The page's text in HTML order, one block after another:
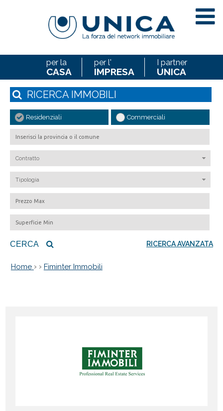
per la
CASA
per l'
IMPRESA
I partner
UNICA
RICERCA IMMOBILI
Residenziali Commerciali
Contratto
Tipologia
CERCA RICERCA AVANZATA
Home › › Fiminter Immobili